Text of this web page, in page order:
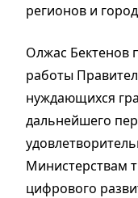
регионов и
Олжас Бектенов
работы
нуждающихся
дальнейшего
Министерствам
цифрового